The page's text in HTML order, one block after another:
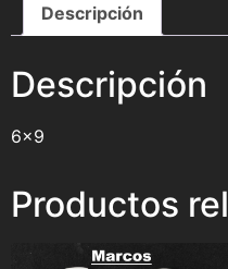
Descripción
Descripción
6×9
Productos